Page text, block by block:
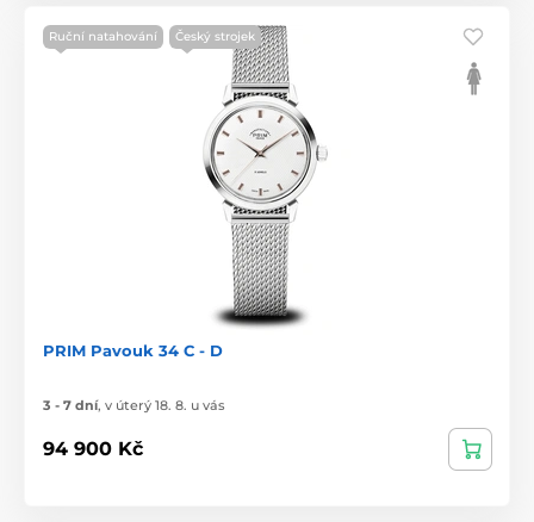
Ruční natahování Český strojek
PRIM Pavouk 34 C - D
3 - 7 dní, v úterý 18. 8. u vás
94 900 Kč